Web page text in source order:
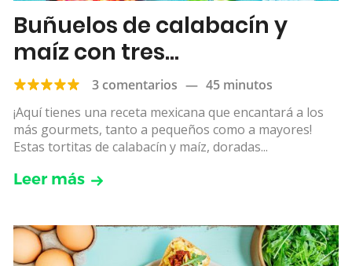
Buñuelos de calabacín y
maíz con tres
acompañamientos
3 comentarios — 45 minutos
¡Aquí tienes una receta mexicana que encantará a los
más gourmets, tanto a pequeños como a mayores!
Estas tortitas de calabacín y maíz, doradas...
Leer más